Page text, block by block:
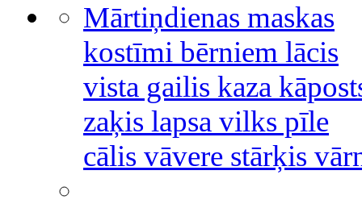
Mārtiņdienas maskas
kostīmi bērniem lācis
vista gailis kaza
zaķis lapsa vilks pīle
cālis vāvere stārķis